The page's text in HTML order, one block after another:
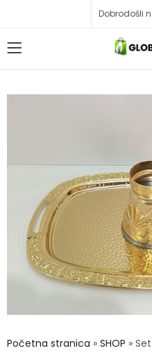
Dobrodošli
Početna stranica » SHOP »